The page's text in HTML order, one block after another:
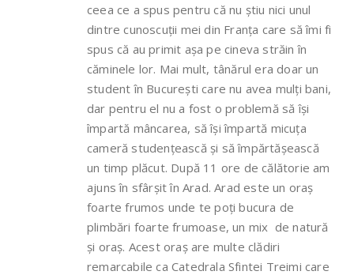
ceea ce a spus pentru că nu știu nici unul
dintre cunoscuții mei din Franța care să îmi fi
spus că au primit așa pe cineva străin în
căminele lor. Mai mult, tânărul era doar un
student în București care nu avea mulți bani,
dar pentru el nu a fost o problemă să își
împartă mâncarea, să își împartă micuța
cameră studențească și să împărtășească
un timp plăcut. După 11 ore de călătorie am
ajuns în sfârșit în Arad. Arad este un oraș
foarte frumos unde te poți bucura de
plimbări foarte frumoase, un mix de natură
și oraș. Acest oraș are multe clădiri
remarcabile ca Catedrala Sfintei Treimi care